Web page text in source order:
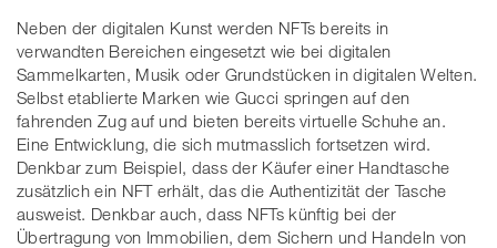
Neben der digitalen Kunst werden NFTs bereits in
verwandten Bereichen eingesetzt wie bei digitalen
Sammelkarten, Musik oder Grundstücken in digitalen Welten.
Selbst etablierte Marken wie Gucci springen auf den
fahrenden Zug auf und bieten bereits virtuelle Schuhe an.
Eine Entwicklung, die sich mutmasslich fortsetzen wird.
Denkbar zum Beispiel, dass der Käufer einer Handtasche
zusätzlich ein NFT erhält, das die Authentizität der Tasche
ausweist. Denkbar auch, dass NFTs künftig bei der
Übertragung von Immobilien, dem Sichern und Handeln von